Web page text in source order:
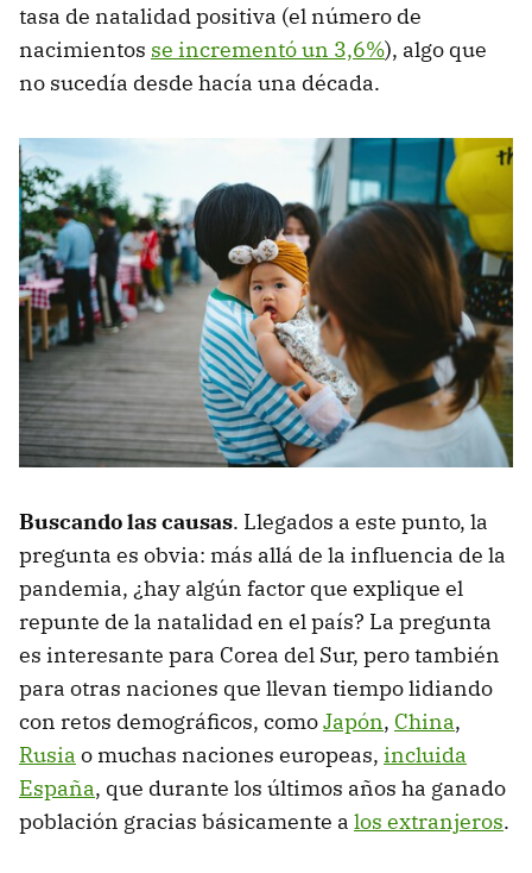
tasa de natalidad positiva (el número de
nacimientos se incrementó un 3,6%), algo que
no sucedía desde hacía una década.
Buscando las causas. Llegados a este punto, la
pregunta es obvia: más allá de la influencia de la
pandemia, ¿hay algún factor que explique el
repunte de la natalidad en el país? La pregunta
es interesante para Corea del Sur, pero también
para otras naciones que llevan tiempo lidiando
con retos demográficos, comoJapón, China,
Rusia o muchas naciones europeas, incluida
España, que durante los últimos años ha ganado
población gracias básicamente a los extranjeros.